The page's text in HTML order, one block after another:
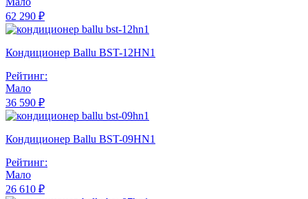
62 290 ₽
Кондиционер Ballu BST-12HN1
Рейтинг:
Мало
36 590 ₽
Кондиционер Ballu BST-09HN1
Рейтинг:
Мало
26 610 ₽